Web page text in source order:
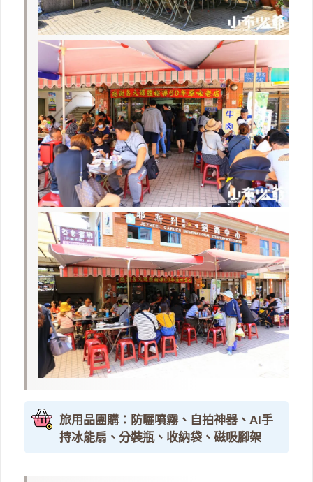
旅用品團購：防曬噴霧、自拍神器、AI手
持冰能扇、分裝瓶、收納袋、磁吸腳架